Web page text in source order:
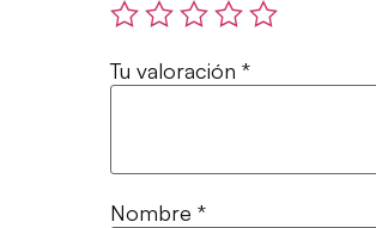
Tu valoración *
Nombre *